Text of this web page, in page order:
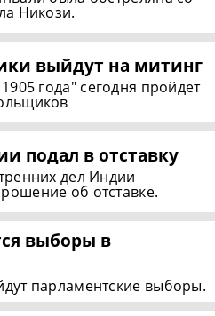
Никози.
выйдут на митинг
года" сегодня пройдет
подал в отставку
дел Индии
об отставке.
выборы в
парламентские выборы.